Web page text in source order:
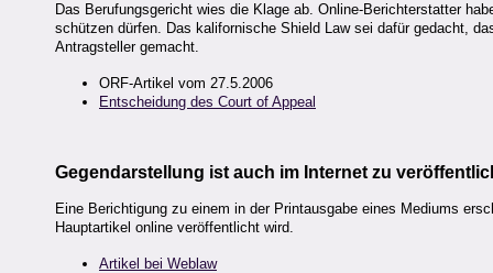
Das Berufungsgericht wies die Klage ab. Online-Berichterstatter
schützen dürfen. Das kalifornische Shield Law sei dafür gedacht,
Antragsteller gemacht.
ORF-Artikel vom 27.5.2006
Entscheidung des Court of Appeal
Gegendarstellung ist auch im Internet zu
Eine Berichtigung zu einem in der Printausgabe eines Mediums
Hauptartikel online veröffentlicht wird.
Artikel bei Weblaw